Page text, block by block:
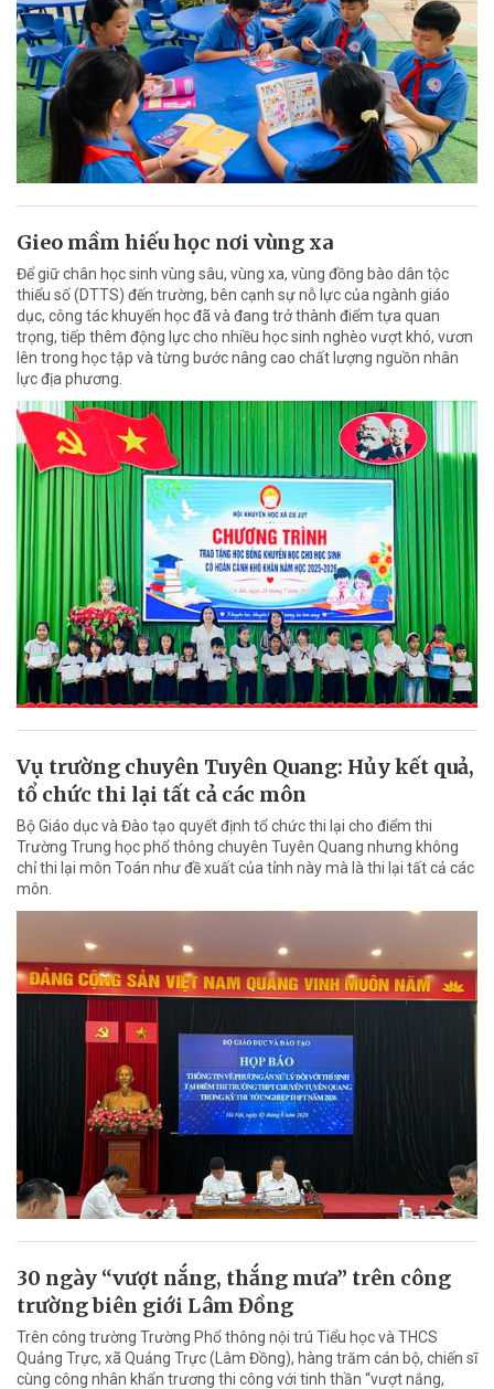
Gieo mầm hiếu học nơi vùng xa
Để giữ chân học sinh vùng sâu, vùng xa, vùng đồng bào dân tộc
thiểu số (DTTS) đến trường, bên cạnh sự nỗ lực của ngành giáo
dục, công tác khuyến học đã và đang trở thành điểm tựa quan
trọng, tiếp thêm động lực cho nhiều học sinh nghèo vượt khó, vươn
lên trong học tập và từng bước nâng cao chất lượng nguồn nhân
lực địa phương.
Vụ trường chuyên Tuyên Quang: Hủy kết quả,
tổ chức thi lại tất cả các môn
Bộ Giáo dục và Đào tạo quyết định tổ chức thi lại cho điểm thi
Trường Trung học phổ thông chuyên Tuyên Quang nhưng không
chỉ thi lại môn Toán như đề xuất của tỉnh này mà là thi lại tất cả các
môn.
30 ngày “vượt nắng, thắng mưa” trên công
trường biên giới Lâm Đồng
Trên công trường Trường Phổ thông nội trú Tiểu học và THCS
Quảng Trực, xã Quảng Trực (Lâm Đồng), hàng trăm cán bộ, chiến sĩ
cùng công nhân khẩn trương thi công với tinh thần “vượt nắng,